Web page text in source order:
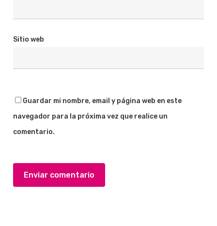
Sitio web
Guardar mi nombre, email y página web en este
navegador para la próxima vez que realice un
comentario.